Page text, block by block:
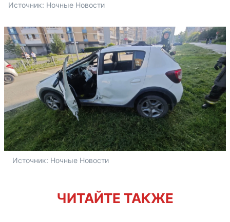
Источник: Ночные Новости
Источник: Ночные Новости
ЧИТАЙТЕ ТАКЖЕ